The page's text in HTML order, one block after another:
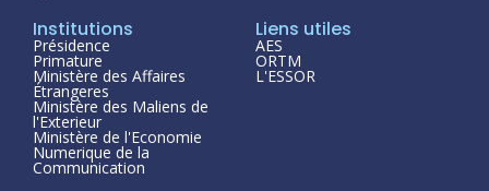
Institutions
Présidence
Primature
Ministère des Affaires
Étrangeres
Ministère des Maliens de
l'Exterieur
Ministère de l'Economie
Numerique de la
Communication
Liens utiles
AES
ORTM
L'ESSOR